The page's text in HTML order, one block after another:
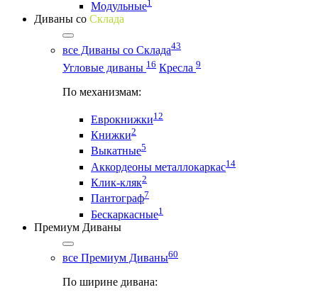
Модульные1
Диваны со Склада
все Диваны со Склада43
Угловые диваны 16 Кресла 9
По механизмам:
Еврокнижки12
Книжки2
Выкатные5
Аккордеоны металлокаркас14
Клик-кляк2
Пантограф7
Бескаркасные1
Премиум Диваны
все Премиум Диваны60
По ширине дивана: